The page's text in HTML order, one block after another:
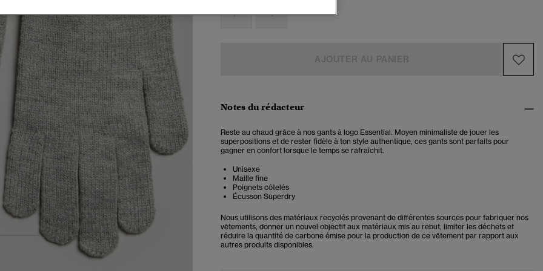
S/M M/L
Notes du rédacteur
Reste au chaud grâce à nos gants à logo Essential. Moyen minimaliste de jouer les
superpositions et de rester fidèle à ton style authentique, ces gants sont parfaits pour
gagner en confort lorsque le temps se rafraîchit.
Unisexe
Maille fine
Poignets côtelés
Écusson Superdry
Nous utilisons des matériaux recyclés provenant de différentes sources pour fabriquer nos
vêtements, donner un nouvel objectif aux matériaux mis au rebut, limiter les déchets et
réduire la quantité de carbone émise pour la production de ce vêtement par rapport aux
autres produits disponibles.